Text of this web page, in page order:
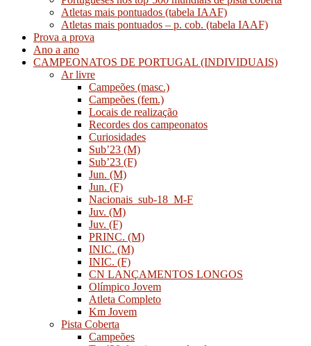
Atletas mais pontuados (tabela IAAF)
Atletas mais pontuados – p. cob. (tabela IAAF)
Prova a prova
Ano a ano
CAMPEONATOS DE PORTUGAL (INDIVIDUAIS)
Ar livre
Campeões (masc.)
Campeões (fem.)
Locais de realização
Recordes dos campeonatos
Curiosidades
Sub’23 (M)
Sub’23 (F)
Jun. (M)
Jun. (F)
Nacionais_sub-18_M-F
Juv. (M)
Juv. (F)
PRINC. (M)
INIC. (M)
INIC. (F)
CN LANÇAMENTOS LONGOS
Olímpico Jovem
Atleta Completo
Km Jovem
Pista Coberta
Campeões